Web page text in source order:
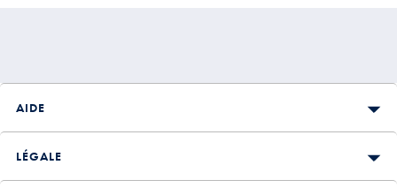
AIDE
LÉGALE